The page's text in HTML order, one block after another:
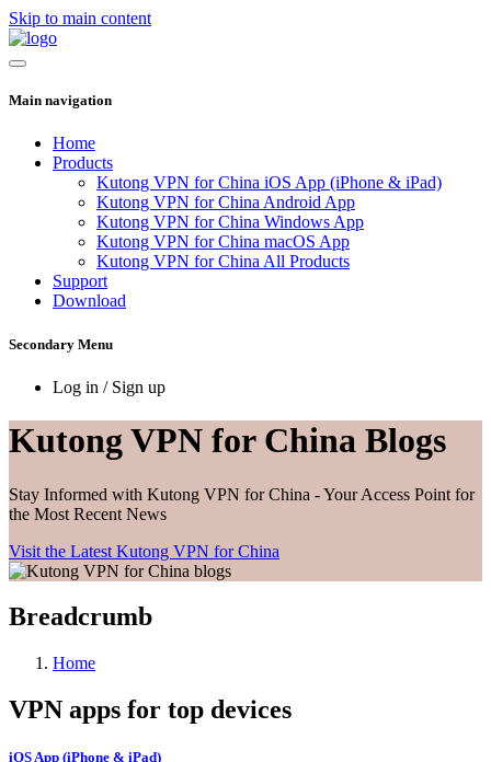
Skip to main content
Main navigation
Home
Products
Kutong VPN for China iOS App (iPhone & iPad)
Kutong VPN for China Android App
Kutong VPN for China Windows App
Kutong VPN for China macOS App
Kutong VPN for China All Products
Support
Download
Secondary Menu
Log in / Sign up
Kutong VPN for China Blogs
Stay Informed with Kutong VPN for China - Your Access Point for
the Most Recent News
Visit the Latest Kutong VPN for China
Breadcrumb
Home
VPN apps for top devices
iOS App (iPhone & iPad)